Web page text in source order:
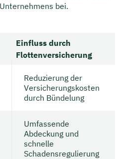
bei.
Einfluss durch
Flottenversicherung
Reduzierung der
Versicherungskosten
durch Bündelung
Umfassende
Abdeckung und
schnelle
Schadensregulierung